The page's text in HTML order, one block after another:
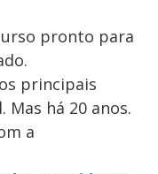
pronto para
principais
Mas há 20 anos.
a